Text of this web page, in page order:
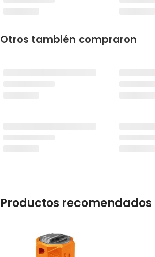
Otros también compraron
Productos recomendados